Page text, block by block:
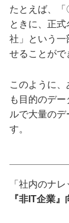
たとえば、
ときに、正
社」という一
せることがで
このように
も目的のデ
ルで大量の
す。
「社内のナ
『非IT企業